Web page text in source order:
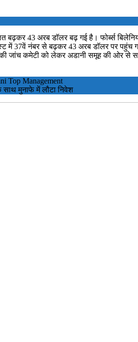
बढ़कर 43 अरब डॉलर बढ़ गई है। फोर्ब्स
में 37वें नंबर से बढ़कर 43 अरब डॉलर पर
की जांच कमेटी को लेकर अडानी समूह की ओर
Top Management
मुनाफे में लौटा निवेश